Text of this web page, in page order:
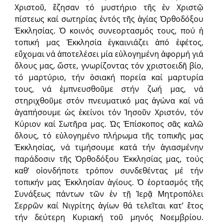
Χριστοῦ, ἔζησαν τό μυστήριο τῆς ἐν Χριστῷ
πίστεως καί σωτηρίας ἐντός τῆς ἁγίας Ὀρθοδόξου
Ἐκκλησίας. Ὁ κοινός συνεορτασμός τους, πού ἡ
τοπική μας Ἐκκλησία ἐγκαινιάζει ἀπό ἐφέτος,
εὔχομαι νά ἀποτελέσει μία εὐλογημένη ἀφορμή γιά
ὅλους μας, ὥστε, γνωρίζοντας τόν χριστοειδῆ βίο,
τό μαρτύριο, τήν ὁσιακή πορεία καί μαρτυρία
τους, νά ἐμπνευσθοῦμε στήν ζωή μας, νά
στηριχθοῦμε στόν πνευματικό μας ἀγώνα καί νά
ἀγαπήσουμε ὡς ἐκείνοι τόν Ἰησοῦν Χριστόν, τόν
Κύριον καί Σωτῆρα μας. Ὡς Ἐπίσκοπος σᾶς καλῶ
ὅλους, τό εὐλογημένο πλήρωμα τῆς τοπικῆς μας
Ἐκκλησίας, νά τιμήσουμε κατά τήν ἁγιασμένην
παράδοσιν τῆς Ὀρθοδόξου Ἐκκλησίας μας, τούς
καθ’ οἱονδήποτε τρόπον συνδεθέντας μέ τήν
τοπικήν μας Ἐκκλησίαν ἁγίους. Ὁ ἑορτασμός τῆς
Συνάξεως πάντων τῶν ἐν τῇ Ἱερᾷ Μητροπόλει
Σερρῶν καί Νιγρίτης ἁγίων θά τελεῖται κατ’ ἔτος
τήν δεύτερη Κυριακή τοῦ μηνός Νοεμβρίου.